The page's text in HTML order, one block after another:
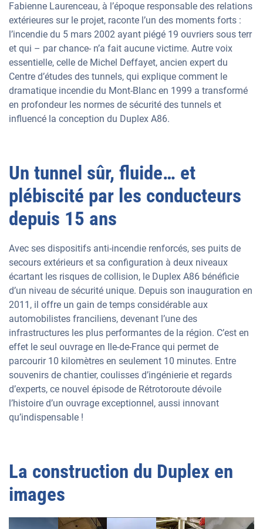
Fabienne Laurenceau, à l’époque responsable des relations
extérieures sur le projet, raconte l’un des moments forts :
l’incendie du 5 mars 2002 ayant piégé 19 ouvriers sous terr
et qui – par chance- n’a fait aucune victime. Autre voix
essentielle, celle de Michel Deffayet, ancien expert du
Centre d’études des tunnels, qui explique comment le
dramatique incendie du Mont-Blanc en 1999 a transformé
en profondeur les normes de sécurité des tunnels et
influencé la conception du Duplex A86.
Un tunnel sûr, fluide… et
plébiscité par les conducteurs
depuis 15 ans
Avec ses dispositifs anti-incendie renforcés, ses puits de
secours extérieurs et sa configuration à deux niveaux
écartant les risques de collision, le Duplex A86 bénéficie
d’un niveau de sécurité unique. Depuis son inauguration en
2011, il offre un gain de temps considérable aux
automobilistes franciliens, devenant l’une des
infrastructures les plus performantes de la région. C’est en
effet le seul ouvrage en Ile-de-France qui permet de
parcourir 10 kilomètres en seulement 10 minutes. Entre
souvenirs de chantier, coulisses d’ingénierie et regards
d’experts, ce nouvel épisode de Rétrotoroute dévoile
l’histoire d’un ouvrage exceptionnel, aussi innovant
qu’indispensable !
La construction du Duplex en
images